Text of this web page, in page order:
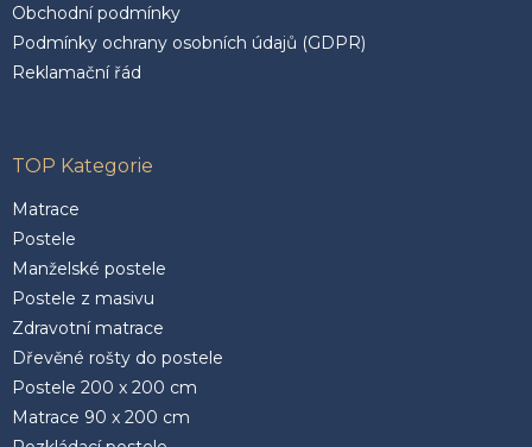
Obchodní podmínky
Podmínky ochrany osobních údajů (GDPR)
Reklamační řád
TOP Kategorie
Matrace
Postele
Manželské postele
Postele z masivu
Zdravotní matrace
Dřevěné rošty do postele
Postele 200 x 200 cm
Matrace 90 x 200 cm